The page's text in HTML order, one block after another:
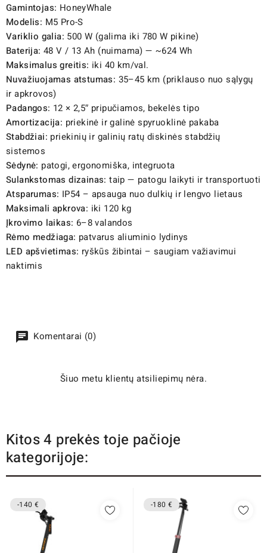
Gamintojas: HoneyWhale
Modelis: M5 Pro-S
Variklio galia: 500 W (galima iki 780 W pikine)
Baterija: 48 V / 13 Ah (nuimama) — ~624 Wh
Maksimalus greitis: iki 40 km/val.
Nuvažiuojamas atstumas: 35–45 km (priklauso nuo sąlygų
ir apkrovos)
Padangos: 12 × 2,5″ pripučiamos, bekelės tipo
Amortizacija: priekinė ir galinė spyruoklinė pakaba
Stabdžiai: priekinių ir galinių ratų diskinės stabdžių
sistemos
Sėdynė: patogi, ergonomiška, integruota
Sulankstomas dizainas: taip — patogu laikyti ir transportuoti
Atsparumas: IP54 – apsauga nuo dulkių ir lengvo lietaus
Maksimali apkrova: iki 120 kg
Įkrovimo laikas: 6–8 valandos
Rėmo medžiaga: patvarus aliuminio lydinys
LED apšvietimas: ryškūs žibintai – saugiam važiavimui
naktimis
Komentarai (0)
Šiuo metu klientų atsiliepimų nėra.
Kitos 4 prekės toje pačioje
kategorijoje:
-140 € -180 €